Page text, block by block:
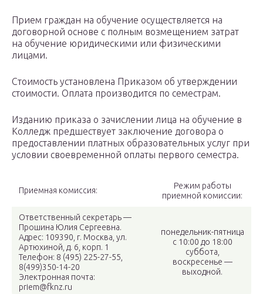
Прием граждан на обучение осуществляется на
договорной основе с полным возмещением затрат
на обучение юридическими или физическими
лицами.
Стоимость установлена Приказом об утверждении
стоимости. Оплата производится по семестрам.
Изданию приказа о зачислении лица на обучение в
Колледж предшествует заключение договора о
предоставлении платных образовательных услуг при
условии своевременной оплаты первого семестра.
Приемная комиссия:
Режим работы
приемной комиссии:
Ответственный секретарь —
Прошина Юлия Сергеевна.
Адрес: 109390, г. Москва, ул.
Артюхиной, д. 6, корп. 1
Телефон: 8 (495) 225-27-55,
8(499)350-14-20
Электронная почта:
priem@fknz.ru
понедельник-пятница
с 10:00 до 18:00
суббота,
воскресенье —
выходной.